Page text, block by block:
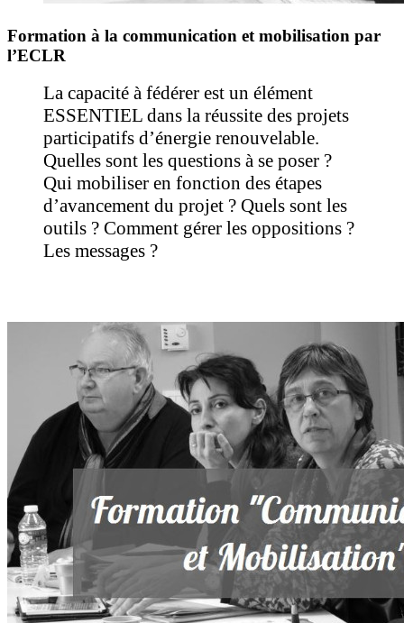
Formation à la communication et mobilisation par
l’ECLR
La capacité à fédérer est un élément
ESSENTIEL dans la réussite des projets
participatifs d’énergie renouvelable.
Quelles sont les questions à se poser ?
Qui mobiliser en fonction des étapes
d’avancement du projet ? Quels sont les
outils ? Comment gérer les oppositions ?
Les messages ?